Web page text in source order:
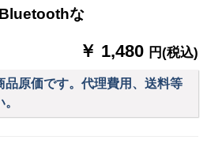
な
￥ 1,480 円(税込)
品原価です。代理費用、送料等